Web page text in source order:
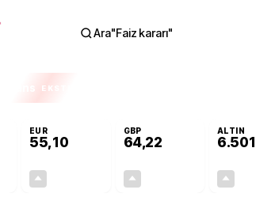
Ara"Faiz kararı"
EKSTRA
EUR
55,10
GBP
64,22
ALTIN
6.501